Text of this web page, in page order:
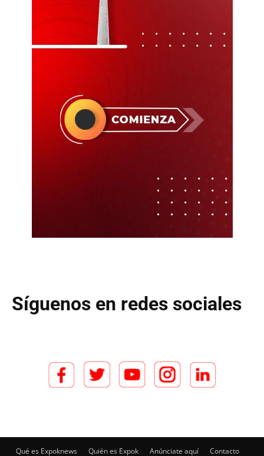
Síguenos en redes sociales
Qué es Expoknews Quién es Expok Anúnciate aquí Contacto